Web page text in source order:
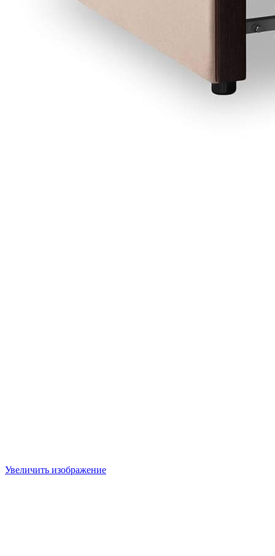
Увеличить изображение